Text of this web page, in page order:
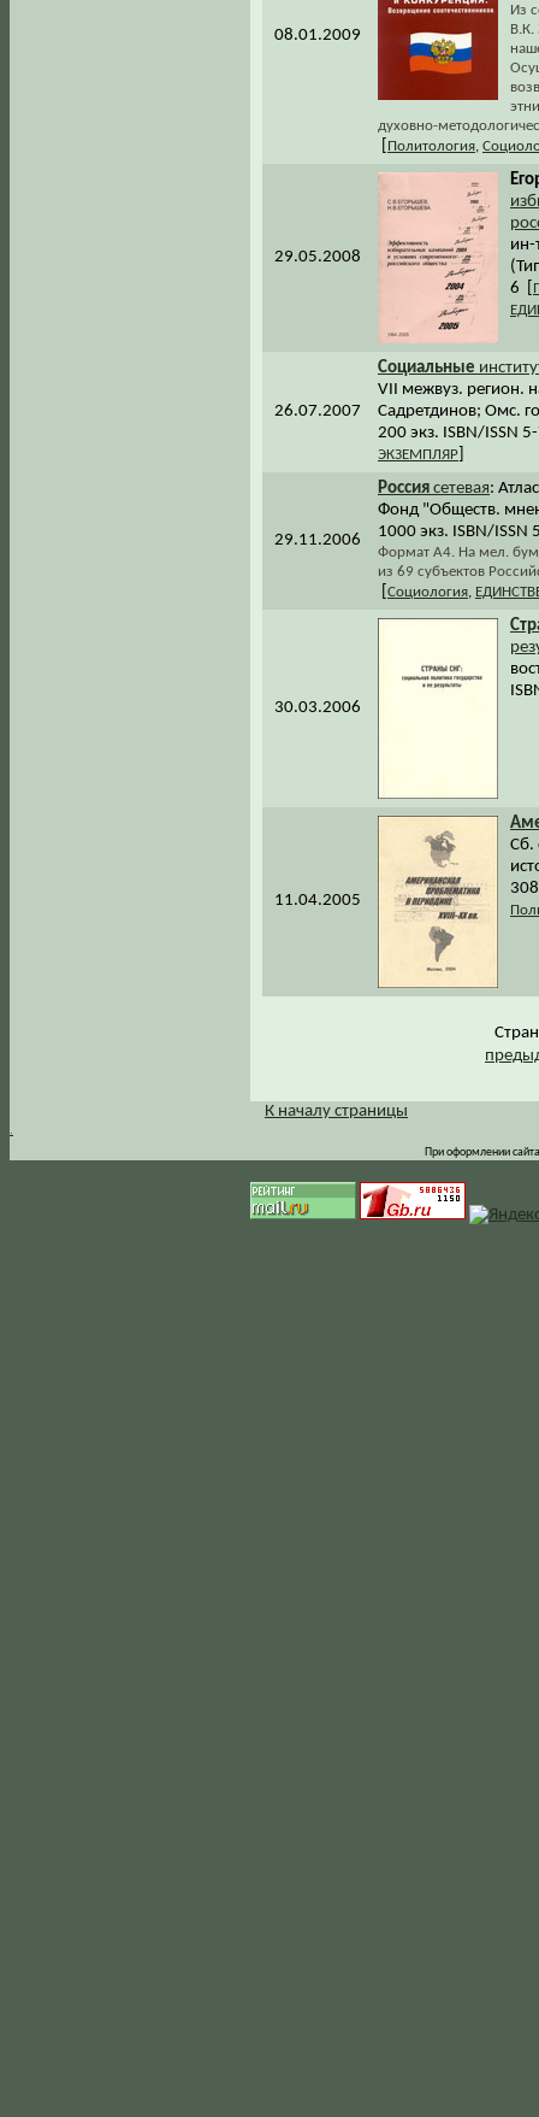
08.01.2009
Из
В.К.
духовно-
Политология
29.05.2008
ин-
6 [
26.07.2007
Социальные
VII межвуз. регион.
Садретдинов; Омс.
200 экз. ISBN/ISSN
ЭКЗЕМПЛЯР
29.11.2006
Россия сетевая:
Фонд "Обществ.
1000 экз. ISBN/
Формат А4. На мел.
из 69 субъектов
Социология
30.03.2006
11.04.2005
Сб.
.
К началу страницы
При оформлении